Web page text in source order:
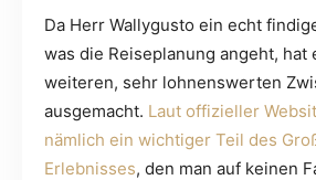
Da Herr Wallygusto ein echt
was die Reiseplanung angeht, hat
weiteren, sehr lohnenswerten
ausgemacht. Laut offizieller
nämlich ein wichtiger Teil des
Erlebnisses, den man auf keinen